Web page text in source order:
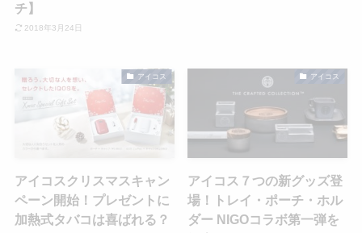
チ】
2018年3月24日
アイコス
アイコスクリスマスキャン
ペーン開始！プレゼントに
加熱式タバコは喜ばれる？
アイコス
アイコス７つの新グッズ登
場！トレイ・ポーチ・ホル
ダー NIGOコラボ第一弾を